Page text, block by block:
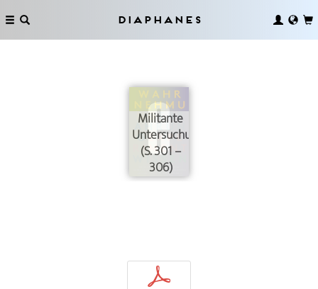
Diaphanes
Militante
Untersuchung
(S. 301 –
306)
p